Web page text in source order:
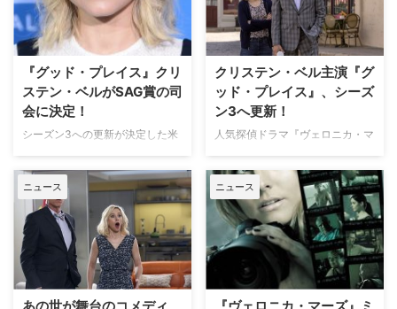
とは以前お伝えしたが、このたび
製作に向けての話し合いが大詰め
を迎えていることが明らかになっ
アが報じてい…
られるダックス・シェパードが、
Netflixの『The Ranch ザ・ラン
チ』シーズン3に出演することが
分かった。米TV Lineが報じてい
る。 【関連記事】農場が…
『グッド・プレイス』クリ
ステン・ベルがSAG賞の司
会に決定！
シーズン3への更新が決定した米
ド・プレイス』に主演するクリス
テン・ベルが、第24回全米映画
俳優組合（SAG）賞授賞式の司会
に決定したことが明らかとなっ
た。米Varietyが報じている。
【関連記事】【お先見】『グッ
ド・プレイス』地獄にいくはずが
たどり着いたのは天国！ あの世
クリステン・ベル主演『グ
ッド・プレイス』、シーズ
ン3へ更新！
人気探偵ドラマ『ヴェロニカ・マ
する、米NBCのコメディシリー
ズ『グッド・プレイス』がシーズ
ン3へ更新されたことが明らかと
なった。米Varietyが報じてい
る。 【関連記事】『グッド・プ
レイス』地獄にいくはずがたどり
着いたのは天国！ あの世を舞台
にしたシットコムが誕生 本作
ニュース
あの世が舞台のコメディ
ニュース
『ヴェロニカ・マーズ』ミ